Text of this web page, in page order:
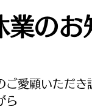
業のお
ご愛顧いただき
ら